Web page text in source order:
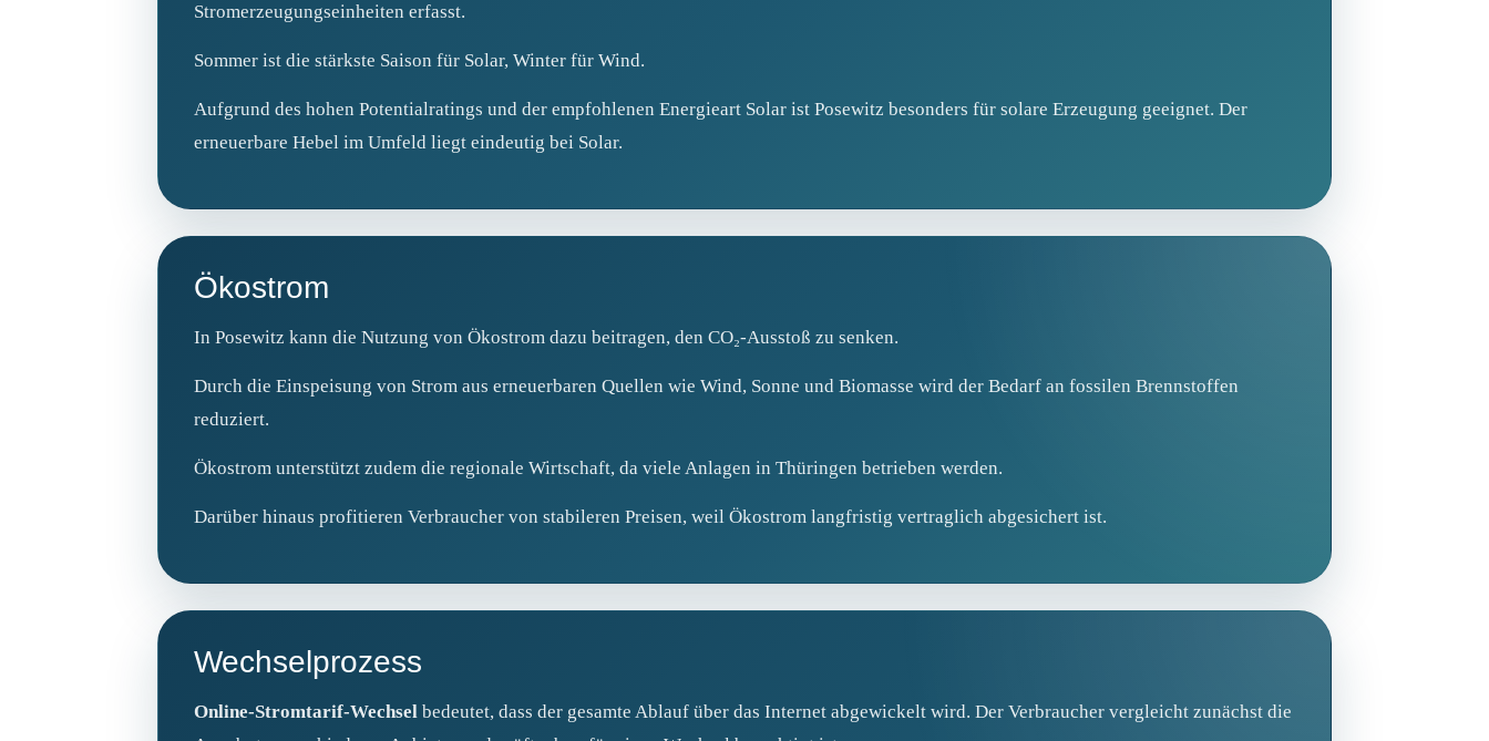
Stromerzeugungseinheiten erfasst.
Sommer ist die stärkste Saison für Solar, Winter für Wind.
Aufgrund des hohen Potentialratings und der empfohlenen Energieart Solar ist Posewitz besonders für solare Erzeugung geeignet. Der
erneuerbare Hebel im Umfeld liegt eindeutig bei Solar.
Ökostrom
In Posewitz kann die Nutzung von Ökostrom dazu beitragen, den CO₂-Ausstoß zu senken.
Durch die Einspeisung von Strom aus erneuerbaren Quellen wie Wind, Sonne und Biomasse wird der Bedarf an fossilen Brennstoffen
reduziert.
Ökostrom unterstützt zudem die regionale Wirtschaft, da viele Anlagen in Thüringen betrieben werden.
Darüber hinaus profitieren Verbraucher von stabileren Preisen, weil Ökostrom langfristig vertraglich abgesichert ist.
Wechselprozess
Online-Stromtarif-Wechsel bedeutet, dass der gesamte Ablauf über das Internet abgewickelt wird. Der Verbraucher vergleicht zunächst die